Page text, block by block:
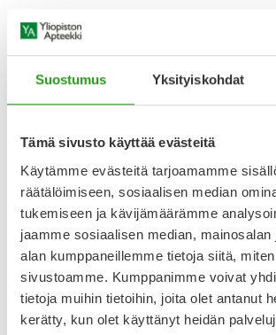
Suostumus Yksityiskohdat
Tämä sivusto käyttää evästeitä
Käytämme evästeitä tarjoamamme
räätälöimiseen, sosiaalisen median
tukemiseen ja kävijämäärämme
jaamme sosiaalisen median,
alan kumppaneillemme tietoja siitä,
sivustoamme. Kumppanimme voivat
tietoja muihin tietoihin, joita olet antanut
kerätty, kun olet käyttänyt heidän
Lääkkeen ottaminen
Tabletit niellään vesilasillisen kera. Iho on
auringonvalolta ja UV-säteiltä hoidon
Näytä koko kuvaus
Lääkkeillä ja reseptillä ostetuilla
palautusoikeutta.
Varaa reseptilääke apteekkiin, maksa